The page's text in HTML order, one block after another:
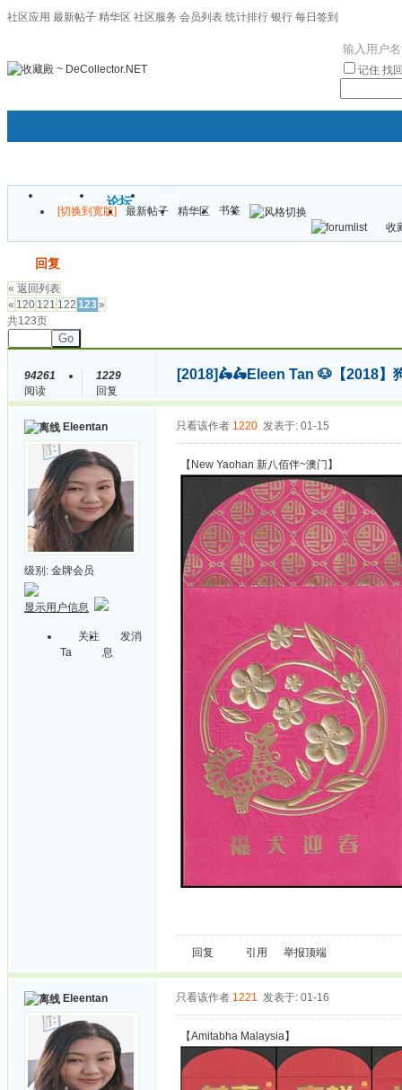
社区应用 最新帖子 精华区 社区服务 会员列表 统计排行 银行 每日签到
记住 找
门户 论坛
[切换到宽版] 最新帖子 精华区
书签
收
回复
« 返回列表
« 120 121 122 123»
共123页
Go
94261
阅读
1229
回复
[2018]🛵🛵Eleen Tan 🐶【2018】
Eleentan
级别: 金牌会员
显示用户信息
关注
Ta
发消
息
只看该作者 1220 发表于: 01-15
【New Yaohan 新八佰伴~澳门】
回复 引用 举报顶端
Eleentan 只看该作者 1221 发表于: 01-16
【Amitabha Malaysia】